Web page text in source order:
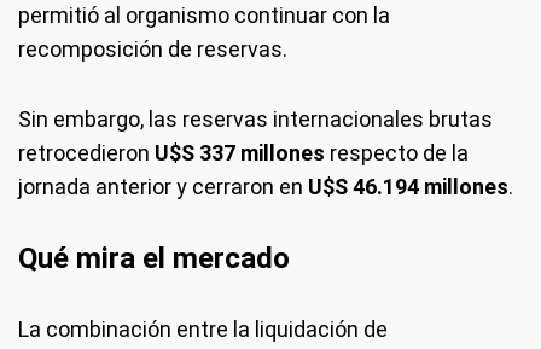
permitió al organismo continuar con la
recomposición de reservas.
Sin embargo, las reservas internacionales brutas
retrocedieron U$S 337 millones respecto de la
jornada anterior y cerraron en U$S 46.194 millones.
Qué mira el mercado
La combinación entre la liquidación de